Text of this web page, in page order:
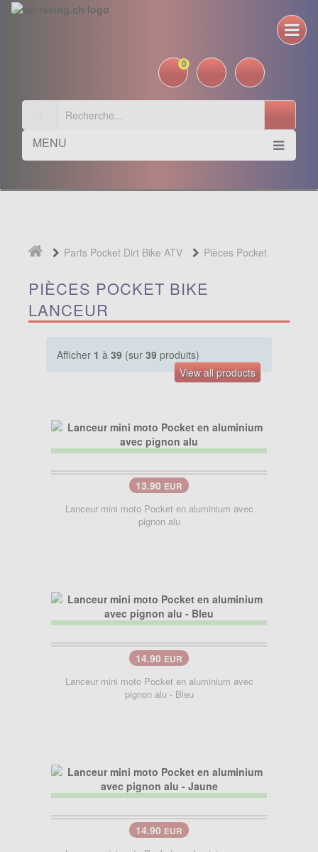
0
MENU
Parts Pocket Dirt Bike ATV
Pièces Pocket
Bike
Lanceur
PIÈCES POCKET BIKE
LANCEUR
Afficher 1 à 39 (sur 39 produits)
View all products
13.90 EUR
Lanceur mini moto Pocket en aluminium avec
pignon alu
14.90 EUR
Lanceur mini moto Pocket en aluminium avec
pignon alu - Bleu
14.90 EUR